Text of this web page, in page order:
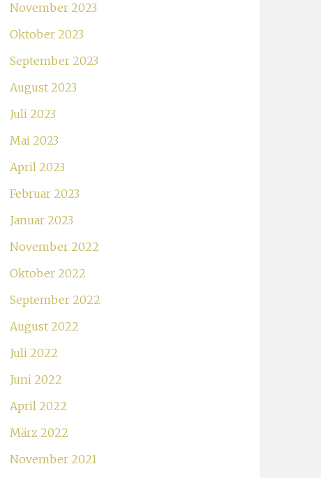
November 2023
Oktober 2023
September 2023
August 2023
Juli 2023
Mai 2023
April 2023
Februar 2023
Januar 2023
November 2022
Oktober 2022
September 2022
August 2022
Juli 2022
Juni 2022
April 2022
März 2022
November 2021